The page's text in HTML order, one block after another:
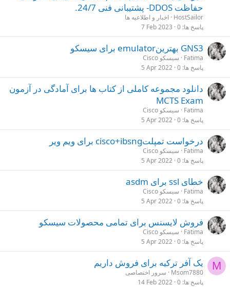
حفاظت DDOS- پشتیبانی فنی 24/7.
HostSailor اخبار و اطلاعیه ها
پاسخ ها 0
7 Feb 2023
GNS3 بهترینemulator برای سیسکو
Fatima
سیسکو Cisco
پاسخ ها 0
5 Apr 2022
دانلود مجموعه کاملی از کتاب ها برای آمادگی در آزمون
MCTS Exam
Fatima
سیسکو Cisco
پاسخ ها 0
5 Apr 2022
درخواست تمپلتcisco+ibsng برای ویم ویر
Fatima
سیسکو Cisco
پاسخ ها 0
5 Apr 2022
خطای ssl برای asdm
Fatima
سیسکو Cisco
پاسخ ها 0
5 Apr 2022
فروش لایسنس برای تمامی محصولات سیسکو
Fatima
سیسکو Cisco
پاسخ ها 0
5 Apr 2022
M یک آفر ترکیه برای فروش داریم
Msom7880
سرور اختصاصی
پاسخ ها 0
14 Feb 2022